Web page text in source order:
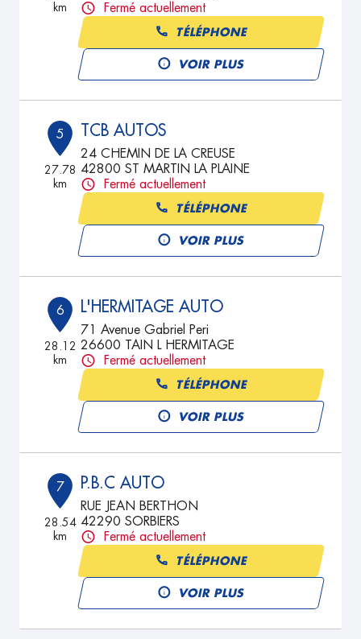
km
Fermé actuellement
TÉLÉPHONE
VOIR PLUS
5
27.78
km
TCB AUTOS
24 CHEMIN DE LA CREUSE
42800 ST MARTIN LA PLAINE
Fermé actuellement
TÉLÉPHONE
VOIR PLUS
6
28.12
km
L'HERMITAGE AUTO
71 Avenue Gabriel Peri
26600 TAIN L HERMITAGE
Fermé actuellement
TÉLÉPHONE
VOIR PLUS
7
28.54
km
P.B.C AUTO
RUE JEAN BERTHON
42290 SORBIERS
Fermé actuellement
TÉLÉPHONE
VOIR PLUS